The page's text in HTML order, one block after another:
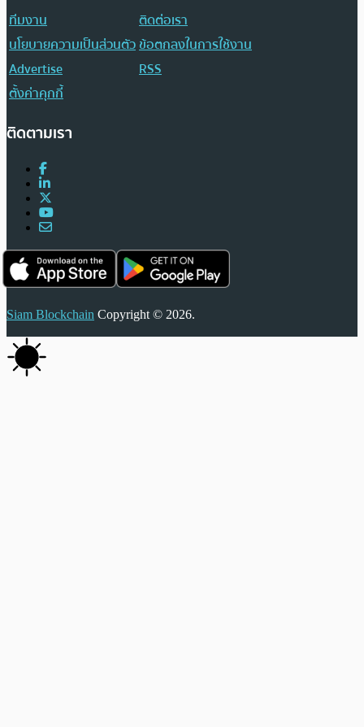
ทีมงาน
ติดต่อเรา
นโยบายความเป็นส่วนตัวข้อตกลงในการใช้งาน
Advertise
RSS
ตั้งค่าคุกกี้
ติดตามเรา
Siam Blockchain Copyright © 2026.